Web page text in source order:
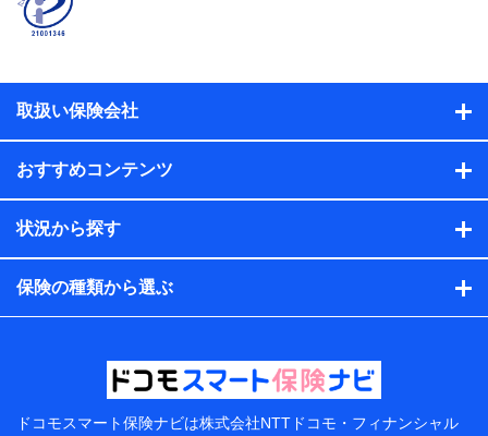
係、保険加入の目的、保険商品の内容、保険料、保険料
のお支払方法、車のメーカーや走行距離などの情報、建
ル内容や送信履歴の情報及び保険の更改案内等を提供し
保険契約情報
当社または株式会社NTTドコモ・フィナンシャルグルー
プが取得し、又は保有する保険契約に関する情報。例と
して、保険契約者及び被保険者の氏名、住所、生年月
日、性別、保険契約者と被保険者の関係、保険加入の目
的、保険商品の内容、保険料、保険料のお支払方法、車
のメーカーや走行距離などの情報、建物の構造や築年数
などの情報、ペットの種類や年齢などの情報などが含ま
提供当事者から受領当事者が個人データを取得する方法
電子的・電磁的方法等
【共同して利用する者の範囲】
取扱い保険会社
おすすめコンテンツ
状況から探す
保険の種類から選ぶ
ドコモスマート保険ナビは株式会社NTTドコモ・フィナンシャル